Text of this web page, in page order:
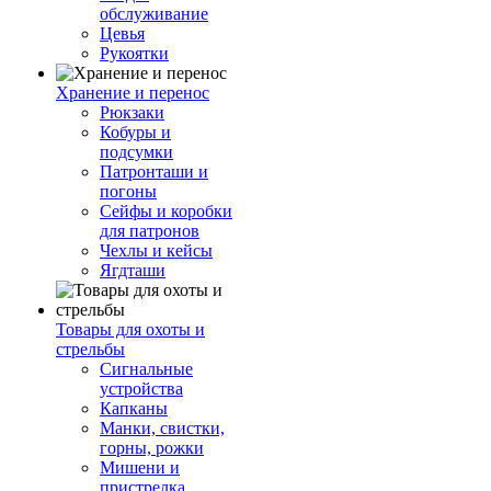
обслуживание
Цевья
Рукоятки
Хранение и перенос
Рюкзаки
Кобуры и
подсумки
Патронташи и
погоны
Сейфы и коробки
для патронов
Чехлы и кейсы
Ягдташи
Товары для охоты и
стрельбы
Сигнальные
устройства
Капканы
Манки, свистки,
горны, рожки
Мишени и
пристрелка